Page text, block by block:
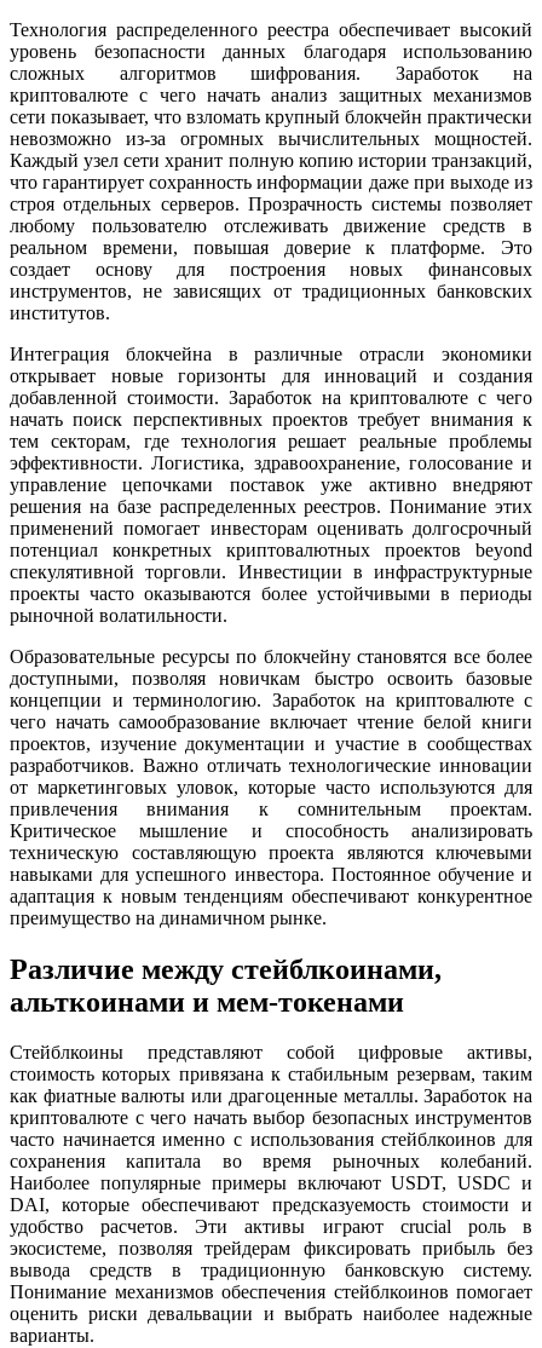
Технология распределенного реестра обеспечивает высокий
уровень безопасности данных благодаря использованию
сложных алгоритмов шифрования. Заработок на
криптовалюте с чего начать анализ защитных механизмов
сети показывает, что взломать крупный блокчейн практически
невозможно из-за огромных вычислительных мощностей.
Каждый узел сети хранит полную копию истории транзакций,
что гарантирует сохранность информации даже при выходе из
строя отдельных серверов. Прозрачность системы позволяет
любому пользователю отслеживать движение средств в
реальном времени, повышая доверие к платформе. Это
создает основу для построения новых финансовых
инструментов, не зависящих от традиционных банковских
институтов.
Интеграция блокчейна в различные отрасли экономики
открывает новые горизонты для инноваций и создания
добавленной стоимости. Заработок на криптовалюте с чего
начать поиск перспективных проектов требует внимания к
тем секторам, где технология решает реальные проблемы
эффективности. Логистика, здравоохранение, голосование и
управление цепочками поставок уже активно внедряют
решения на базе распределенных реестров. Понимание этих
применений помогает инвесторам оценивать долгосрочный
потенциал конкретных криптовалютных проектов beyond
спекулятивной торговли. Инвестиции в инфраструктурные
проекты часто оказываются более устойчивыми в периоды
рыночной волатильности.
Образовательные ресурсы по блокчейну становятся все более
доступными, позволяя новичкам быстро освоить базовые
концепции и терминологию. Заработок на криптовалюте с
чего начать самообразование включает чтение белой книги
проектов, изучение документации и участие в сообществах
разработчиков. Важно отличать технологические инновации
от маркетинговых уловок, которые часто используются для
привлечения внимания к сомнительным проектам.
Критическое мышление и способность анализировать
техническую составляющую проекта являются ключевыми
навыками для успешного инвестора. Постоянное обучение и
адаптация к новым тенденциям обеспечивают конкурентное
преимущество на динамичном рынке.
Различие между стейблкоинами,
альткоинами и мем-токенами
Стейблкоины представляют собой цифровые активы,
стоимость которых привязана к стабильным резервам, таким
как фиатные валюты или драгоценные металлы. Заработок на
криптовалюте с чего начать выбор безопасных инструментов
часто начинается именно с использования стейблкоинов для
сохранения капитала во время рыночных колебаний.
Наиболее популярные примеры включают USDT, USDC и
DAI, которые обеспечивают предсказуемость стоимости и
удобство расчетов. Эти активы играют crucial роль в
экосистеме, позволяя трейдерам фиксировать прибыль без
вывода средств в традиционную банковскую систему.
Понимание механизмов обеспечения стейблкоинов помогает
оценить риски девальвации и выбрать наиболее надежные
варианты.